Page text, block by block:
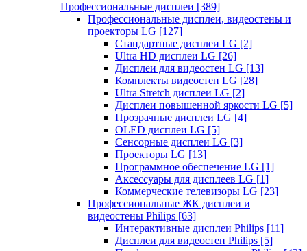
Профессиональные дисплеи [389]
Профессиональные дисплеи, видеостены и
проекторы LG [127]
Стандартные дисплеи LG [2]
Ultra HD дисплеи LG [26]
Дисплеи для видеостен LG [13]
Комплекты видеостен LG [28]
Ultra Stretch дисплеи LG [2]
Дисплеи повышенной яркости LG [5]
Прозрачные дисплеи LG [4]
OLED дисплеи LG [5]
Сенсорные дисплеи LG [3]
Проекторы LG [13]
Программное обеспечение LG [1]
Аксессуары для дисплеев LG [1]
Коммерческие телевизоры LG [23]
Профессиональные ЖК дисплеи и
видеостены Philips [63]
Интерактивные дисплеи Philips [11]
Дисплеи для видеостен Philips [5]